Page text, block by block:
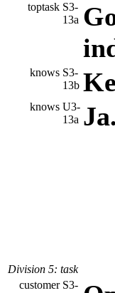
toptask S3-
13a
knows S3-
13b
knows U3-
13a Ja.
Division 5: task
customer S3-